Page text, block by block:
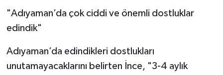
"Adıyaman’da çok ciddi ve önemli dostluklar
edindik"
Adıyaman’da edindikleri dostlukları
unutamayacaklarını belirten İnce, "3-4 aylık